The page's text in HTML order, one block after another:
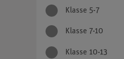
Klasse 5-7
Klasse 7-10
Klasse 10-13